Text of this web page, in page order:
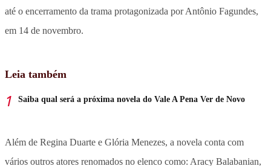
até o encerramento da trama protagonizada por Antônio Fagundes,
em 14 de novembro.
Leia também
Saiba qual será a próxima novela do Vale A Pena Ver de Novo
Além de Regina Duarte e Glória Menezes, a novela conta com
vários outros atores renomados no elenco como: Aracy Balabanian,